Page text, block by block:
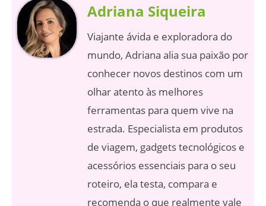
Adriana Siqueira
Viajante ávida e exploradora do
mundo, Adriana alia sua paixão por
conhecer novos destinos com um
olhar atento às melhores
ferramentas para quem vive na
estrada. Especialista em produtos
de viagem, gadgets tecnológicos e
acessórios essenciais para o seu
roteiro, ela testa, compara e
recomenda o que realmente vale